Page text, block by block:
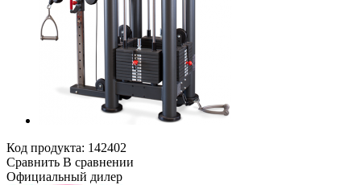
Код продукта: 142402
Сравнить В сравнении
Официальный дилер